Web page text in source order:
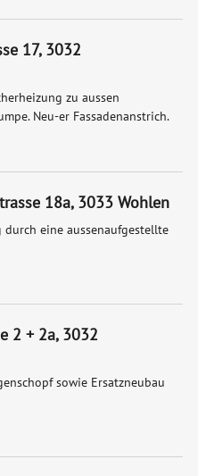
17, 3032
zu aussen
Neu-er Fassadenanstrich.
18a, 3033 Wohlen
eine aussenaufgestellte
2 + 2a, 3032
sowie Ersatzneubau